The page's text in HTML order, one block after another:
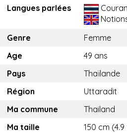
Langues parlées
Genre
Femme
Age
49 ans
Pays
Thaïlande
Région
Uttaradit
Ma commune
Thailand
Ma taille
150 cm